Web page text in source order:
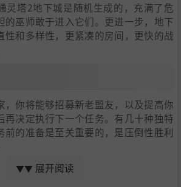
灵塔2地下城是随机生成的，充满了危
的巫师敢于进入它们。更进一步，地下
性和多样性，更紧凑的房间，更快的战
，你将能够招募新老盟友，以及提高你
再决定执行下一个任务。有几十种独特
前的准备是至关重要的，是压倒性胜利
▼▼ 展开阅读